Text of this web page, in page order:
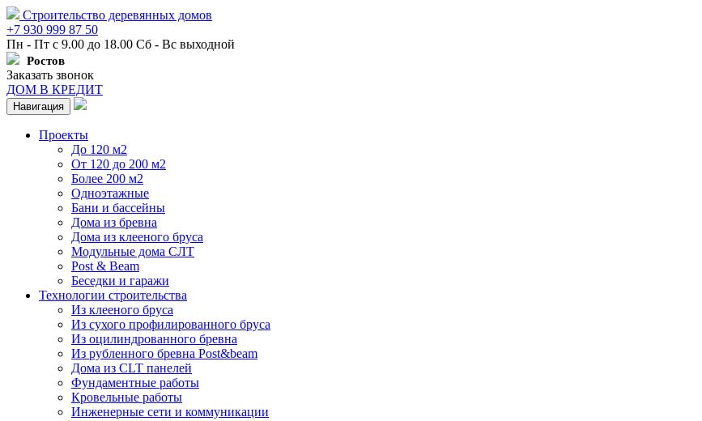
Строительство деревянных домов
+7 930 999 87 50
Пн - Пт с 9.00 до 18.00 Сб - Вс выходной
Ростов
Заказать звонок
ДОМ В КРЕДИТ
Навигация
Проекты
До 120 м2
От 120 до 200 м2
Более 200 м2
Одноэтажные
Бани и бассейны
Дома из бревна
Дома из клееного бруса
Модульные дома СЛТ
Post & Beam
Беседки и гаражи
Технологии строительства
Из клееного бруса
Из сухого профилированного бруса
Из оцилиндрованного бревна
Из рубленного бревна Post&beam
Дома из CLT панелей
Фундаментные работы
Кровельные работы
Инженерные сети и коммуникации